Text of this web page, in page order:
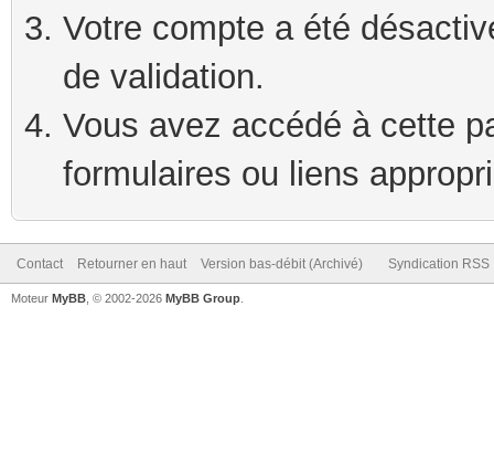
Votre compte a été
de validation.
Vous avez accédé à cette
formulaires ou liens
Contact Retourner en haut Version bas-débit (Archivé) Syndication RSS
Moteur MyBB , © 2002-2026 MyBB Group